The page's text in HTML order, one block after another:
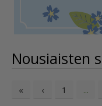
Nousiaisten
« ‹ 1 ...